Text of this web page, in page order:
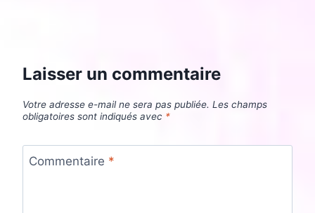
Laisser un commentaire
Votre adresse e-mail ne sera pas publiée. Les champs
obligatoires sont indiqués avec *
Commentaire *